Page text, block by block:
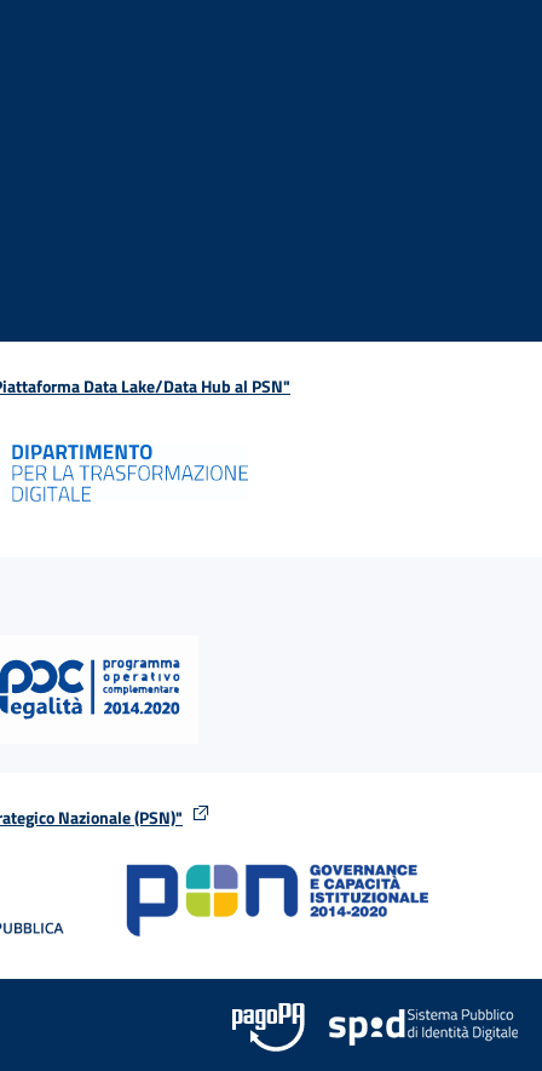
Data Lake/Data Hub al PSN"
Nazionale (PSN)"
stessa finestra